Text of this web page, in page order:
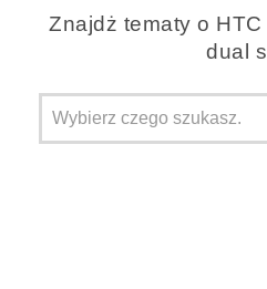
Znajdż tematy o
dual